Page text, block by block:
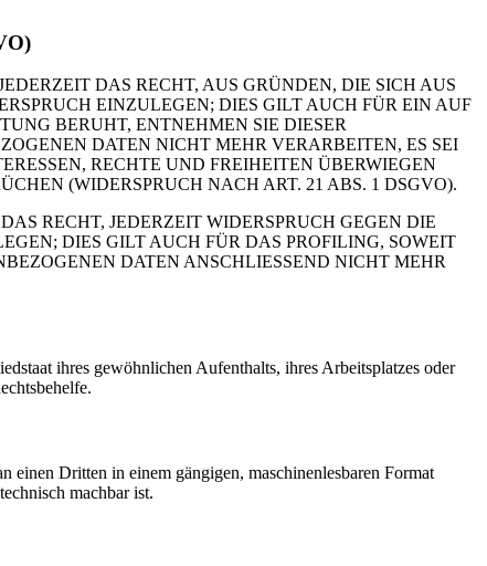
DAS RECHT, AUS GRÜNDEN, DIE SICH AUS
EINZULEGEN; DIES GILT AUCH FÜR EIN AUF
BERUHT, ENTNEHMEN SIE DIESER
DATEN NICHT MEHR VERARBEITEN, ES SEI
RECHTE UND FREIHEITEN ÜBERWIEGEN
(WIDERSPRUCH NACH ART. 21 ABS. 1 DSGVO).
RECHT, JEDERZEIT WIDERSPRUCH GEGEN DIE
DIES GILT AUCH FÜR DAS PROFILING, SOWEIT
DATEN ANSCHLIESSEND NICHT MEHR
ihres gewöhnlichen Aufenthalts, ihres Arbeitsplatzes oder
einen Dritten in einem gängigen, maschinenlesbaren Format
machbar ist.